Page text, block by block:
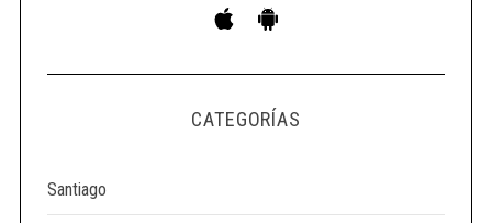
CATEGORÍAS
Santiago